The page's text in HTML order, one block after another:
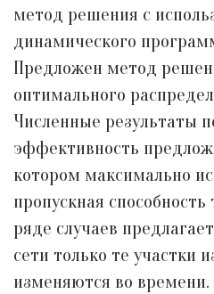
метод решения с
динамического
Предложен метод
оптимального
Численные результаты
эффективность
котором максимально
пропускная способность
ряде случаев
сети только те участки
изменяются во времени.